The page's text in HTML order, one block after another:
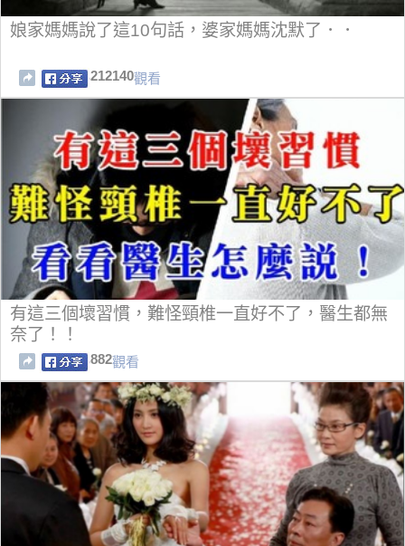
娘家媽媽說了這10句話，婆家媽媽沈默了．．
212140觀看
有這三個壞習慣，難怪頸椎一直好不了，醫生都無
奈了！！
882觀看